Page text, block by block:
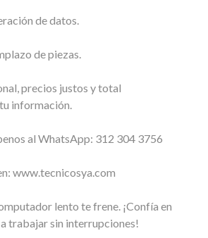
de datos.
de piezas.
precios justos y total
información.
al WhatsApp: 312 304 3756
www.tecnicosya.com
lento te frene. ¡Confía en
trabajar sin interrupciones!